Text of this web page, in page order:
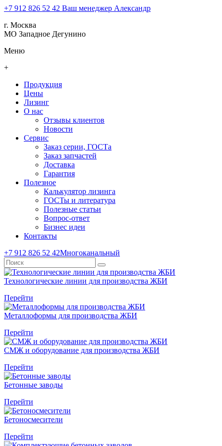
+7 912 826 52 42 Ваш менеджер Александр
г. Москва
МО Западное Дегунино
Меню
+
Продукция
Цены
Лизинг
О нас
Отзывы клиентов
Новости
Сервис
Заказ серии, ГОСТа
Заказ запчастей
Доставка
Гарантия
Полезное
Калькулятор лизинга
ГОСТы и литература
Полезные статьи
Вопрос-ответ
Бизнес идеи
Контакты
+7 912 826 52 42Многоканальный
Технологические линии для производства ЖБИ
Перейти
Металлоформы для производства ЖБИ
Перейти
СМЖ и оборудование для производства ЖБИ
Перейти
Бетонные заводы
Перейти
Бетоносмесители
Перейти